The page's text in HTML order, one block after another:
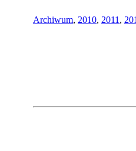
Archiwum, 2010, 2011 ,